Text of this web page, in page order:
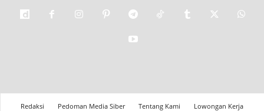
Redaksi Pedoman Media Siber Tentang Kami
Lowongan Kerja